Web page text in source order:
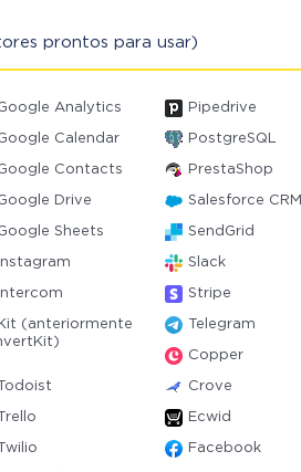
prontos para usar)
Analytics Pipedrive
Calendar PostgreSQL
Contacts PrestaShop
Drive Salesforce CRM
Sheets SendGrid
Instagram Slack
Intercom Stripe
Kit (anteriormente
Telegram
Copper
Todoist Crove
Trello Ecwid
Twilio Facebook